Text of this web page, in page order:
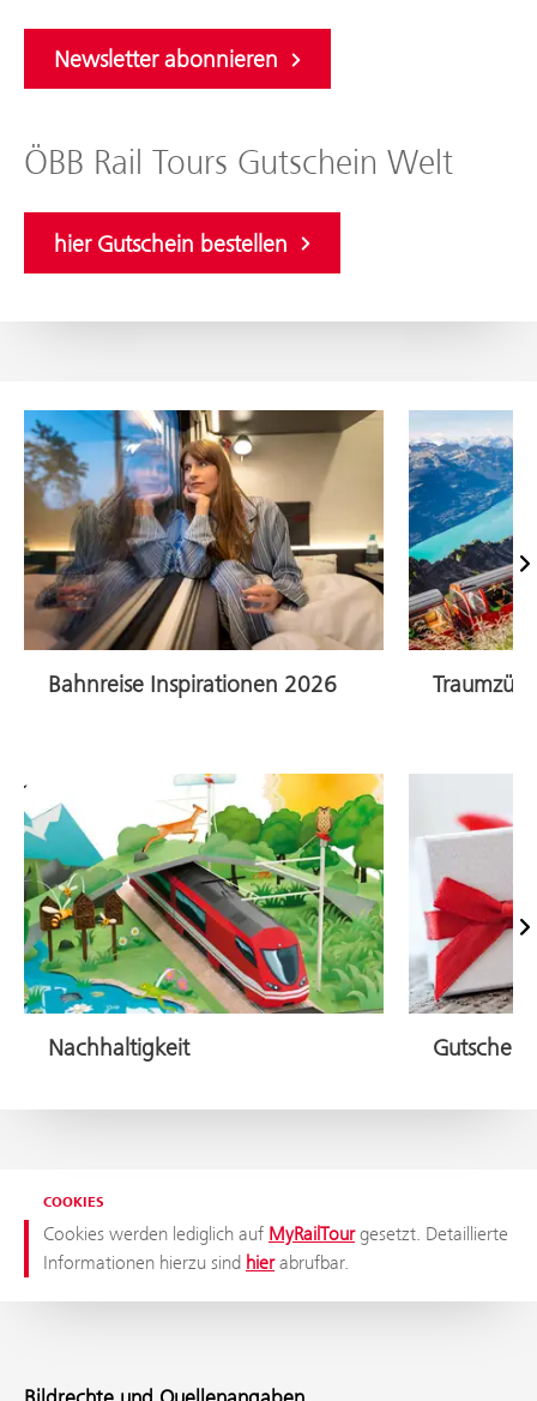
Newsletter abonnieren
ÖBB Rail Tours Gutschein Welt
hier Gutschein bestellen
Bahnreise Inspirationen 2026
Nachhaltigkeit
COOKIES
Cookies werden lediglich auf MyRailTourgesetzt. Detaillierte
Informationen hierzu sind hierabrufbar.